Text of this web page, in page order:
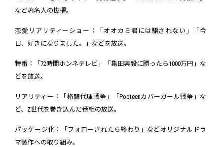
など著名人の抜擢。
恋愛リアリティーショー：「オオカミ君には騙されない」「今
日、好きになりました。」などを放送。
特番：「72時間ホンネテレビ」「亀田興毅に勝ったら1000万円」な
どを放送。
リアリティー：「格闘代理戦争」「Popteenカバーガール戦争」な
ど、Z世代を巻き込んだ番組の放送。
パッケージ化：「フォローされたら終わり」などオリジナルドラ
マ製作への取り組み。